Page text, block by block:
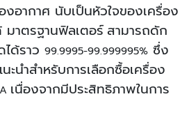
งอากาศ นับเป็นหัวใจของเครื่อง
มาตรฐานฟิลเตอร์ สามารถดัก
ด้ราว 99.9995-99.999995% ซึ่ง
นำสำหรับการเลือกซื้อเครื่อง
เนื่องจากมีประสิทธิภาพในการ